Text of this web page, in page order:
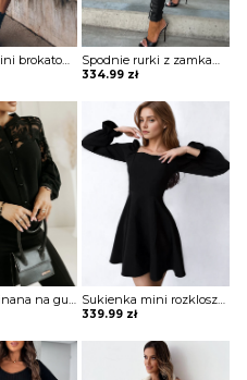
Sukienka mini brokatowa Eric Spodnie rurki z zamkami Arvida
334.99 zł
Koszula zapinana na guziki z koronką Sae Sukienka mini rozkloszowana z kwadratowym dekoltem Blagica
339.99 zł